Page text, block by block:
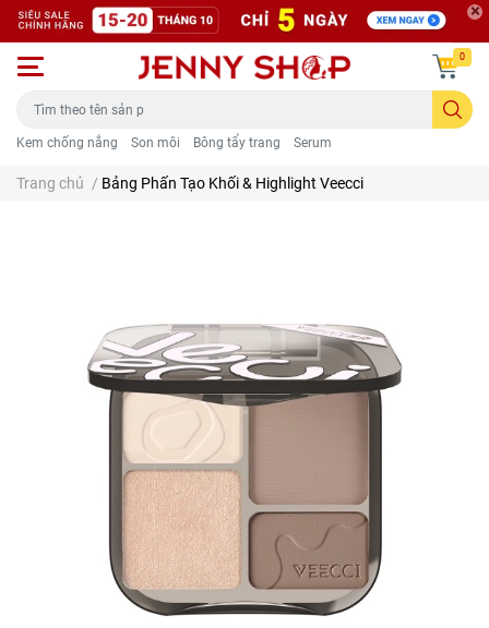
Kem chống nắng Son môi Bông tẩy trang Serum
0
Trang chủ / Bảng Phấn Tạo Khối & Highlight Veecci